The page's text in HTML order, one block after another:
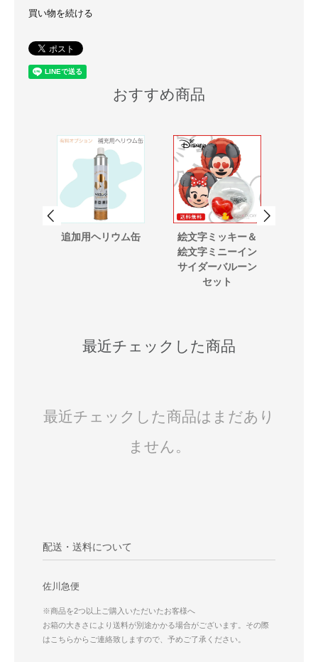
買い物を続ける
おすすめ商品
追加用ヘリウム缶
絵文字ミッキー＆
絵文字ミニーイン
サイダーバルーン
セット
最近チェックした商品
最近チェックした商品はまだあり
ません。
配送・送料について
佐川急便
※商品を2つ以上ご購入いただいたお客様へ
お箱の大きさにより送料が別途かかる場合がございます。その際
はこちらからご連絡致しますので、予めご了承ください。